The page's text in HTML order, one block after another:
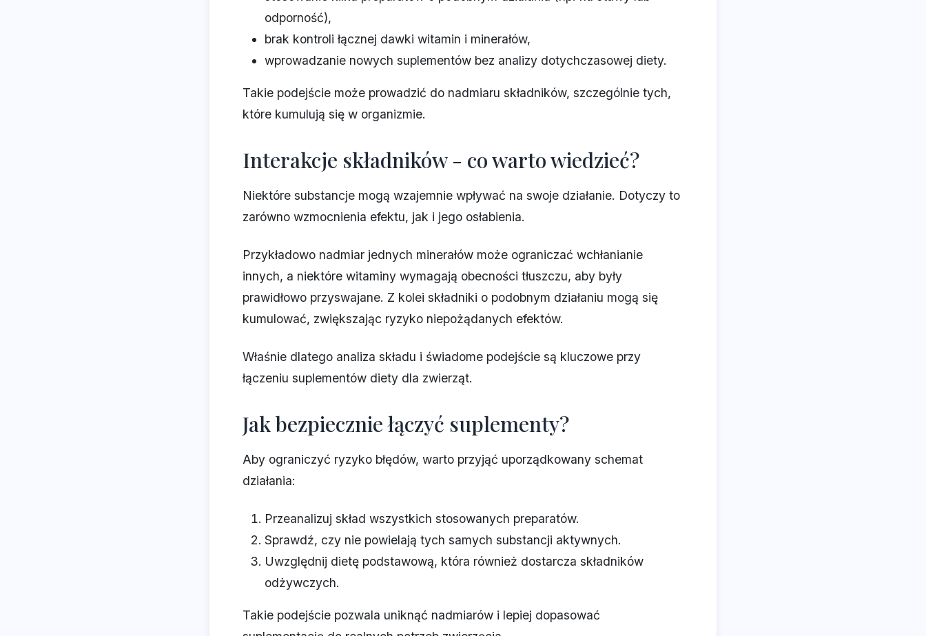
odporność),
brak kontroli łącznej dawki witamin i minerałów,
wprowadzanie nowych suplementów bez analizy dotychczasowej diety.
Takie podejście może prowadzić do nadmiaru składników, szczególnie tych,
które kumulują się w organizmie.
Interakcje składników - co warto wiedzieć?
Niektóre substancje mogą wzajemnie wpływać na swoje działanie. Dotyczy to
zarówno wzmocnienia efektu, jak i jego osłabienia.
Przykładowo nadmiar jednych minerałów może ograniczać wchłanianie
innych, a niektóre witaminy wymagają obecności tłuszczu, aby były
prawidłowo przyswajane. Z kolei składniki o podobnym działaniu mogą się
kumulować, zwiększając ryzyko niepożądanych efektów.
Właśnie dlatego analiza składu i świadome podejście są kluczowe przy
łączeniu suplementów diety dla zwierząt.
Jak bezpiecznie łączyć suplementy?
Aby ograniczyć ryzyko błędów, warto przyjąć uporządkowany schemat
działania:
Przeanalizuj skład wszystkich stosowanych preparatów.
Sprawdź, czy nie powielają tych samych substancji aktywnych.
Uwzględnij dietę podstawową, która również dostarcza składników
odżywczych.
Takie podejście pozwala uniknąć nadmiarów i lepiej dopasować